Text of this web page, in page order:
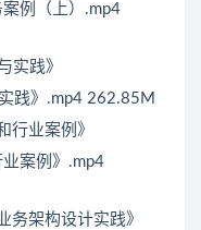
例（上）.mp4
实践》
践》.mp4 262.85M
行业案例》
案例》.mp4
架构设计实践》